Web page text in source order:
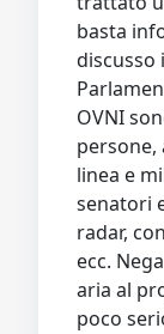
basta
discusso
OVNI
persone,
linea e
senatori
radar,
ecc.
aria al
poco